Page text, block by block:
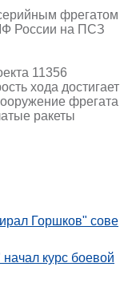
фрегатом
России на ПСЗ
11356
хода достигает
фрегата
ракеты
Горшков" сове
курс боевой